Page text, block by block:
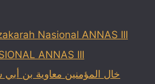
Nasional ANNAS III
ANNAS III
خال المؤمنين معاوية بن